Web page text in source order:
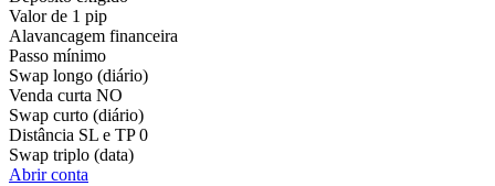
Valor de 1 pip
Alavancagem financeira
Passo mínimo
Swap longo (diário)
Venda curta NO
Swap curto (diário)
Distância SL e TP 0
Swap triplo (data)
Abrir conta